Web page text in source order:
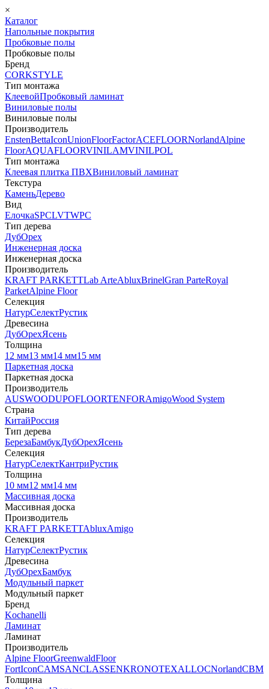
×
Каталог
Напольные покрытия
Пробковые полы
Пробковые полы
Бренд
CORKSTYLE
Тип монтажа
КлеевойПробковый ламинат
Виниловые полы
Виниловые полы
Производитель
EnstenBettaIconUnionFloorFactorACEFLOORNorlandAlpine
FloorAQUAFLOORVINILAMVINILPOL
Тип монтажа
Клеевая плитка ПВХВиниловый ламинат
Текстура
КаменьДерево
Вид
ЕлочкаSPCLVTWPC
Тип дерева
ДубОрех
Инженерная доска
Инженерная доска
Производитель
KRAFT PARKETTLab ArteAbluxBrinelGran ParteRoyal
ParketAlpine Floor
Селекция
НатурСелектРустик
Древесина
ДубОрехЯсень
Толщина
12 мм13 мм14 мм15 мм
Паркетная доска
Паркетная доска
Производитель
AUSWOODUPOFLOORTENFORAmigoWood System
Страна
КитайРоссия
Тип дерева
БерезаБамбукДубОрехЯсень
Селекция
НатурСелектКантриРустик
Толщина
10 мм12 мм14 мм
Массивная доска
Массивная доска
Производитель
KRAFT PARKETTAbluxAmigo
Селекция
НатурСелектРустик
Древесина
ДубОрехБамбук
Модульный паркет
Модульный паркет
Бренд
Kochanelli
Ламинат
Ламинат
Производитель
Alpine FloorGreenwaldFloor
FortIconCAMSANCLASSENKRONOTEXALLOCNorlandCBM
Толщина